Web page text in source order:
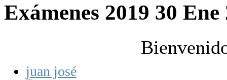
Exámenes 2019 30
juan josé